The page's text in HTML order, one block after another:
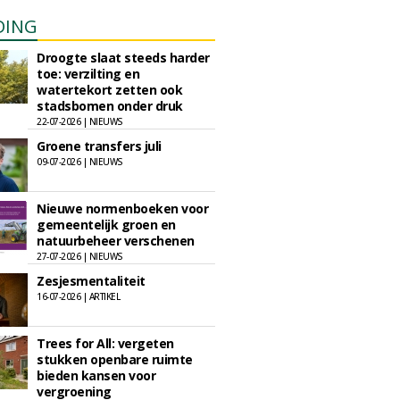
Droogte slaat steeds harder
toe: verzilting en
watertekort zetten ook
stadsbomen onder druk
22-07-2026 | NIEUWS
Groene transfers juli
09-07-2026 | NIEUWS
Nieuwe normenboeken voor
gemeentelijk groen en
natuurbeheer verschenen
27-07-2026 | NIEUWS
Zesjesmentaliteit
16-07-2026 | ARTIKEL
Trees for All: vergeten
stukken openbare ruimte
bieden kansen voor
vergroening